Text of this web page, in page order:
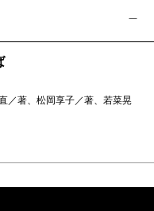
／著、松岡享子／著、若菜晃